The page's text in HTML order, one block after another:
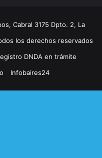
Cabral 3175 Dpto. 2, La
los derechos reservados
DNDA en trámite
Infobaires24